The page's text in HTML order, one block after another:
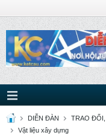
DIỄN ĐÀN
TRAO ĐỔI,
Vật liệu xây dựng